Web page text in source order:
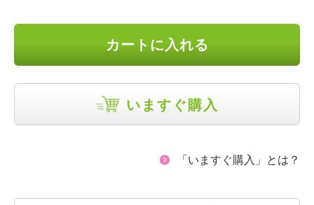
カートに入れる
いますぐ購入
「いますぐ購入」とは？